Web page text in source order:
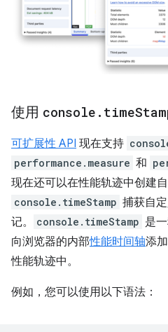
使用 console . time
可扩展性 API 现在支持
performance.measure 和
现在还可以在性能轨迹中创建
console.timeStamp 捕获自
记。
console.timeStamp 是
向浏览器的内部性能时间轴添
性能轨迹中。
例如，您可以使用以下语法：